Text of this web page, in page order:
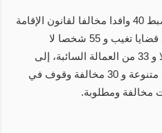
وتابع أن الحملة اشتملت على ضبط 40 وافدا مخالفا لقانون الإقامة
و 35 عليهم أوامر إلقاء قبض في قضايا تغيب و 55 شخصا لا
يحملون إثباتات و 19 بائعا متجولا و 33 من العمالة السائبة، إلى
جانب تحرير 125 مخالفة مرورية متنوعة و 30 مخالفة وقوف في